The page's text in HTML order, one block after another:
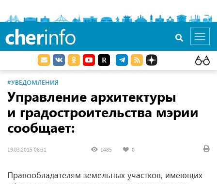
cherinfo
#УВЕДОМЛЕНИЯ
Управление архитектуры
и градостроительства мэрии
сообщает:
19.03.2015 08:31 1485 0
Правообладателям земельных участков, имеющих